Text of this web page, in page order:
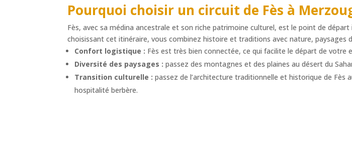
Pourquoi choisir un circuit de Fès à
Fès, avec sa médina ancestrale et son riche patrimoine culturel, est le point de
choisissant cet itinéraire, vous combinez histoire et traditions avec nature, paysages
Confort logistique : Fès est très bien connectée, ce qui facilite le départ de votre
Diversité des paysages : passez des montagnes et des plaines au désert du
Transition culturelle : passez de l’architecture traditionnelle et historique de Fès
hospitalité berbère.